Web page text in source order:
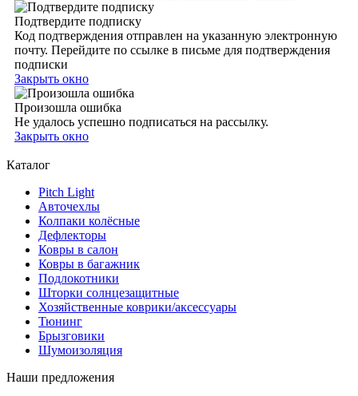
Подтвердите подписку
Код подтверждения отправлен на указанную электронную
почту. Перейдите по ссылке в письме для подтверждения
подписки
Закрыть окно
Произошла ошибка
Не удалось успешно подписаться на рассылку.
Закрыть окно
Каталог
Pitch Light
Авточехлы
Колпаки колёсные
Дефлекторы
Ковры в салон
Ковры в багажник
Подлокотники
Шторки солнцезащитные
Хозяйственные коврики/аксессуары
Тюнинг
Брызговики
Шумоизоляция
Наши предложения